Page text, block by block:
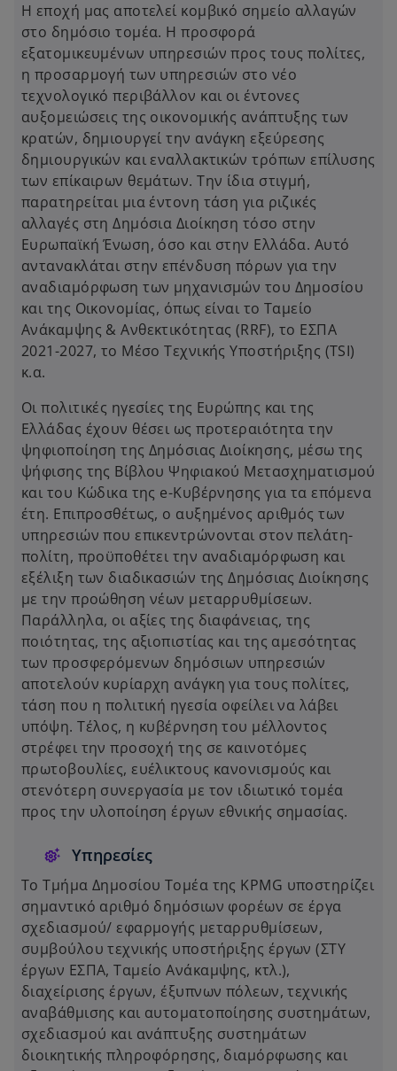
Η εποχή μας αποτελεί κομβικό σημείο αλλαγών
στο δημόσιο τομέα. Η προσφορά
εξατομικευμένων υπηρεσιών προς τους πολίτες,
η προσαρμογή των υπηρεσιών στο νέο
τεχνολογικό περιβάλλον και οι έντονες
αυξομειώσεις της οικονομικής ανάπτυξης των
κρατών, δημιουργεί την ανάγκη εξεύρεσης
δημιουργικών και εναλλακτικών τρόπων επίλυσης
των επίκαιρων θεμάτων. Την ίδια στιγμή,
παρατηρείται μια έντονη τάση για ριζικές
αλλαγές στη Δημόσια Διοίκηση τόσο στην
Ευρωπαϊκή Ένωση, όσο και στην Ελλάδα. Αυτό
αντανακλάται στην επένδυση πόρων για την
αναδιαμόρφωση των μηχανισμών του Δημοσίου
και της Οικονομίας, όπως είναι το Ταμείο
Ανάκαμψης & Ανθεκτικότητας (RRF), το ΕΣΠΑ
2021-2027, το Μέσο Τεχνικής Υποστήριξης (TSI)
κ.α.
Οι πολιτικές ηγεσίες της Ευρώπης και της
Ελλάδας έχουν θέσει ως προτεραιότητα την
ψηφιοποίηση της Δημόσιας Διοίκησης, μέσω της
ψήφισης της Βίβλου Ψηφιακού Μετασχηματισμού
και του Κώδικα της e-Κυβέρνησης για τα επόμενα
έτη. Επιπροσθέτως, ο αυξημένος αριθμός των
υπηρεσιών που επικεντρώνονται στον πελάτη-
πολίτη, προϋποθέτει την αναδιαμόρφωση και
εξέλιξη των διαδικασιών της Δημόσιας Διοίκησης
με την προώθηση νέων μεταρρυθμίσεων.
Παράλληλα, οι αξίες της διαφάνειας, της
ποιότητας, της αξιοπιστίας και της αμεσότητας
των προσφερόμενων δημόσιων υπηρεσιών
αποτελούν κυρίαρχη ανάγκη για τους πολίτες,
τάση που η πολιτική ηγεσία οφείλει να λάβει
υπόψη. Τέλος, η κυβέρνηση του μέλλοντος
στρέφει την προσοχή της σε καινοτόμες
πρωτοβουλίες, ευέλικτους κανονισμούς και
στενότερη συνεργασία με τον ιδιωτικό τομέα
προς την υλοποίηση έργων εθνικής σημασίας.
Υπηρεσίες
Το Τμήμα Δημοσίου Τομέα της KPMG υποστηρίζει
σημαντικό αριθμό δημόσιων φορέων σε έργα
σχεδιασμού/ εφαρμογής μεταρρυθμίσεων,
συμβούλου τεχνικής υποστήριξης έργων (ΣΤΥ
έργων ΕΣΠΑ, Ταμείο Ανάκαμψης, κτλ.),
διαχείρισης έργων, έξυπνων πόλεων, τεχνικής
αναβάθμισης και αυτοματοποίησης συστημάτων,
σχεδιασμού και ανάπτυξης συστημάτων
διοικητικής πληροφόρησης, διαμόρφωσης και